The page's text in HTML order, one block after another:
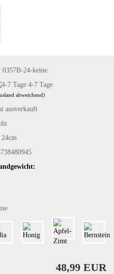
0357B-24-keine
4-7 Tage
abweichend)
ausverkauft
24cm
48,99 EUR